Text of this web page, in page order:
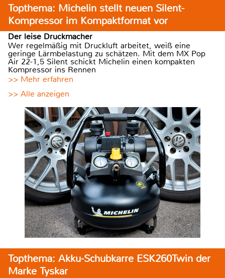
Topthema: Michelin stellt neuen Silent-
Kompressor im Kompaktformat vor
Der leise Druckmacher
Wer regelmäßig mit Druckluft arbeitet, weiß eine
geringe Lärmbelastung zu schätzen. Mit dem MX Pop
Air 22-1,5 Silent schickt Michelin einen kompakten
Kompressor ins Rennen
>> Mehr erfahren
>> Alle anzeigen
Topthema: Akku-Schubkarre ESK260Twin der
Marke Tyskar